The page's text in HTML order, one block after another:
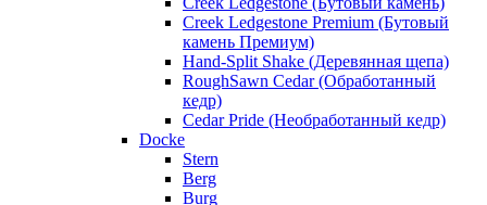
Creek Ledgestone Premium (Бутовый
камень Премиум)
Hand-Split Shake (Деревянная щепа)
RoughSawn Cedar (Обработанный
кедр)
Cedar Pride (Необработанный кедр)
Docke
Stern
Berg
Burg